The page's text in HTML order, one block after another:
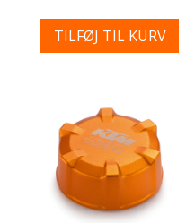
TILFØJ TIL KURV